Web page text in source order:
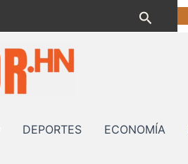
Buscar
DEPORTES ECONOMÍA